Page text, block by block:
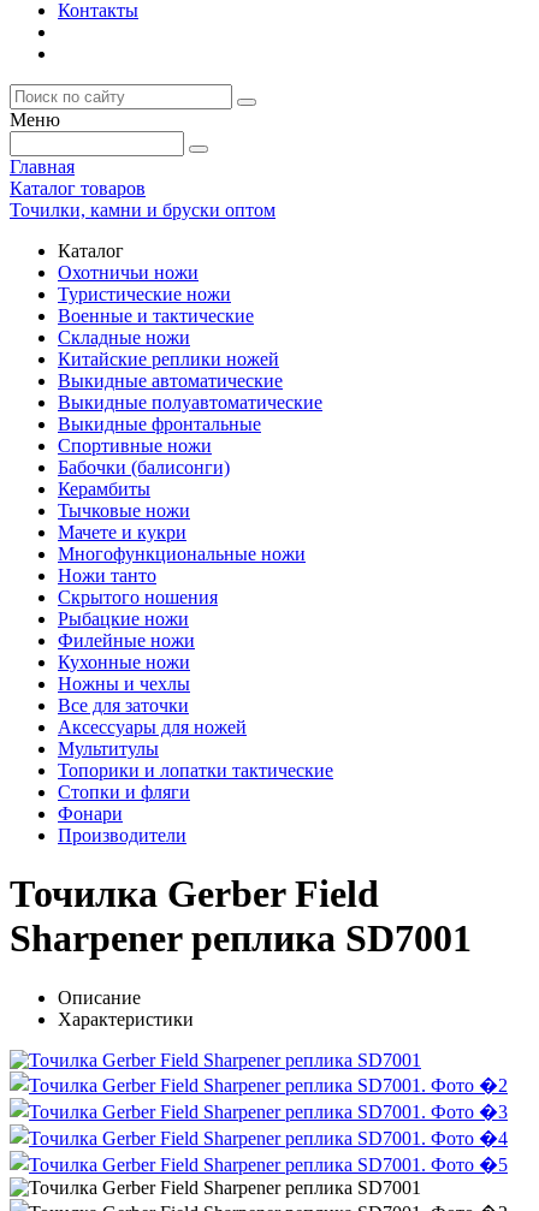
Контакты
Меню
Главная
Каталог товаров
Точилки, камни и бруски оптом
Каталог
Охотничьи ножи
Туристические ножи
Военные и тактические
Складные ножи
Китайские реплики ножей
Выкидные автоматические
Выкидные полуавтоматические
Выкидные фронтальные
Спортивные ножи
Бабочки (балисонги)
Керамбиты
Тычковые ножи
Мачете и кукри
Многофункциональные ножи
Ножи танто
Скрытого ношения
Рыбацкие ножи
Филейные ножи
Кухонные ножи
Ножны и чехлы
Все для заточки
Аксессуары для ножей
Мультитулы
Топорики и лопатки тактические
Стопки и фляги
Фонари
Производители
Точилка Gerber Field
Sharpener реплика SD7001
Описание
Характеристики